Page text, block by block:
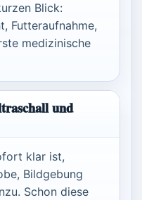
Blick:
Futteraufnahme,
medizinische
und
klar ist,
Bildgebung
Schon diese